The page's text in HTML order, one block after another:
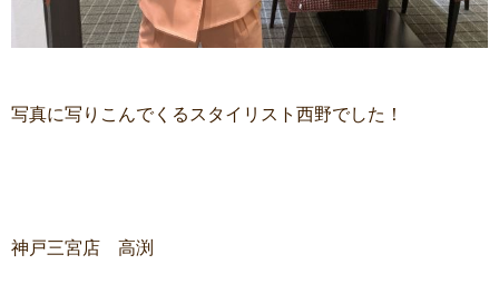
写真に写りこんでくるスタイリスト西野でした！
神戸三宮店 高渕